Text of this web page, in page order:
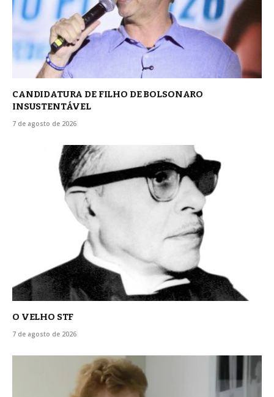
CANDIDATURA DE FILHO DE BOLSONARO
INSUSTENTÁVEL
7 de agosto de 2026
O VELHO STF
7 de agosto de 2026